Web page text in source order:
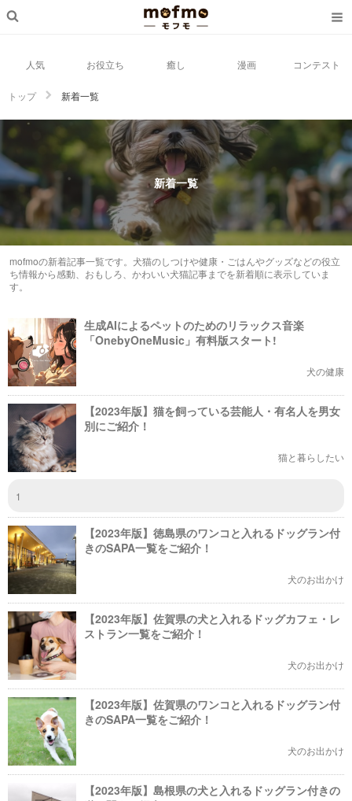
人気 お役立ち 癒し 漫画 コンテスト
トップ 新着一覧
新着一覧
mofmoの新着記事一覧です。犬猫のしつけや健康・ごはんやグッズなどの役立
ち情報から感動、おもしろ、かわいい犬猫記事までを新着順に表示していま
す。
生成AIによるペットのためのリラックス音楽
「OnebyOneMusic」有料版スタート!
犬の健康
【2023年版】猫を飼っている芸能人・有名人を男女
別にご紹介！
猫と暮らしたい
1
【2023年版】徳島県のワンコと入れるドッグラン付
きのSAPA一覧をご紹介！
犬のお出かけ
【2023年版】佐賀県の犬と入れるドッグカフェ・レ
ストラン一覧をご紹介！
犬のお出かけ
【2023年版】佐賀県のワンコと入れるドッグラン付
きのSAPA一覧をご紹介！
犬のお出かけ
【2023年版】島根県の犬と入れるドッグラン付きの